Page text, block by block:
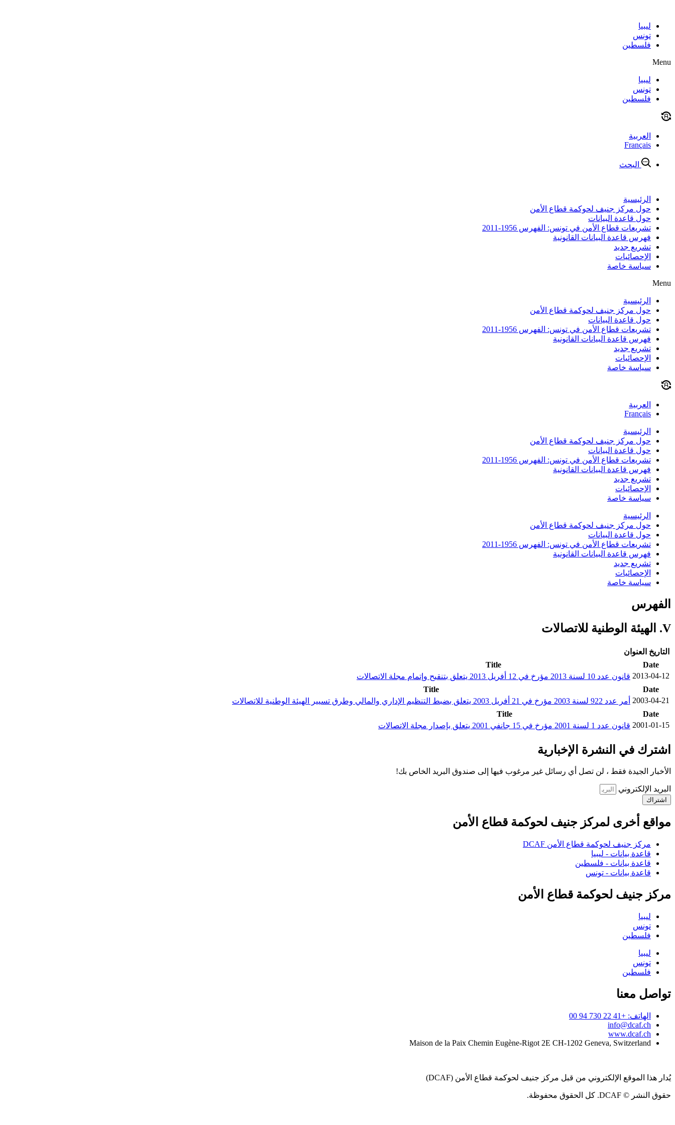
contentليبيا
تونس
فلسطين
Menu
ليبيا
تونس
فلسطين
العربية
Français
البحث
الرئيسية
حول مركز جنيف لحوكمة قطاع الأمن
حول قاعدة البيانات
تشريعات قطاع الأمن في تونس: الفهرس 1956-2011
فهرس قاعدة البيانات القانونية
تشريع جديد
الإحصائيات
سياسة خاصة
Menu
الرئيسية
حول مركز جنيف لحوكمة قطاع الأمن
حول قاعدة البيانات
تشريعات قطاع الأمن في تونس: الفهرس 1956-2011
فهرس قاعدة البيانات القانونية
تشريع جديد
الإحصائيات
سياسة خاصة
العربية
Français
الرئيسية
حول مركز جنيف لحوكمة قطاع الأمن
حول قاعدة البيانات
تشريعات قطاع الأمن في تونس: الفهرس 1956-2011
فهرس قاعدة البيانات القانونية
تشريع جديد
الإحصائيات
سياسة خاصة
الرئيسية
حول مركز جنيف لحوكمة قطاع الأمن
حول قاعدة البيانات
تشريعات قطاع الأمن في تونس: الفهرس 1956-2011
فهرس قاعدة البيانات القانونية
تشريع جديد
الإحصائيات
سياسة خاصة
الفهرس
V. الهيئة الوطنية للاتصالات
التاريخ العنوان
Date
Title
2013-04-12 قانون عدد 10 لسنة 2013 مؤرخ في 12 أفريل 2013 يتعلق بتنقيح وإتمام مجلة الاتصالات
Date
Title
2003-04-21 أمر عدد 922 لسنة 2003 مؤرخ في 21 أفريل 2003 يتعلق بضبط التنظيم الإداري والمالي وطرق تسيير الهيئة الوطنية للاتصالات
Date
Title
2001-01-15 قانون عدد 1 لسنة 2001 مؤرخ في 15 جانفي 2001 يتعلق بإصدار مجلة الاتصالات
اشترك في النشرة الإخبارية
الأخبار الجيدة فقط ، لن تصل أي رسائل غير مرغوب فيها إلى صندوق البريد الخاص بك!
البريد الإلكتروني
اشتراك
مواقع أخرى لمركز جنيف لحوكمة قطاع الأمن
مركز جنيف لحوكمة قطاع الأمن DCAF
قاعدة بيانات - ليبيا
قاعدة بيانات - فلسطين
قاعدة بيانات - تونس
مركز جنيف لحوكمة قطاع الأمن
ليبيا
تونس
فلسطين
ليبيا
تونس
فلسطين
تواصل معنا
الهاتف: +41 22 730 94 00
info@dcaf.ch
www.dcaf.ch
Maison de la Paix Chemin Eugène-Rigot 2E CH-1202 Geneva, Switzerland
يُدار هذا الموقع الإلكتروني من قبل مركز جنيف لحوكمة قطاع الأمن (DCAF)
حقوق النشر © DCAF. كل الحقوق محفوظة.